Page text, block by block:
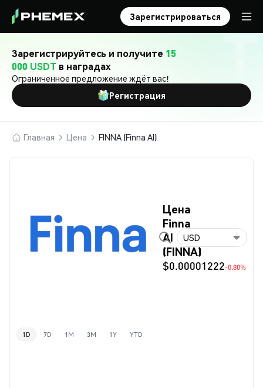
Зарегистрироваться
Зарегистрируйтесь и получите 15
000 USDT в наградах
Ограниченное предложение ждёт вас!
Регистрация
Главная Цена FINNA (Finna AI)
Цена
Finna
AI
(FINNA)
$0.00001222-0.80%
USD
1D 7D 1M 3M 1Y YTD